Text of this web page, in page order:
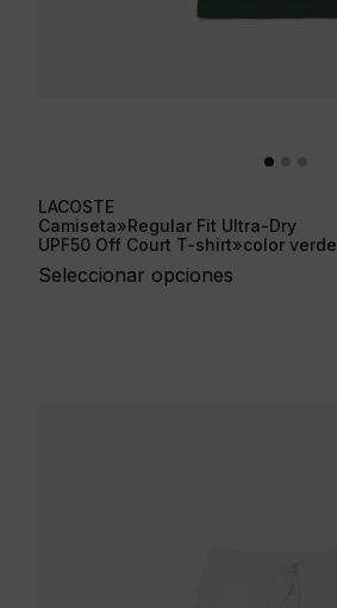
LACOSTE
Camiseta»Regular Fit Ultra-Dry
UPF50 Off Court T-shirt»color verde
Seleccionar opciones